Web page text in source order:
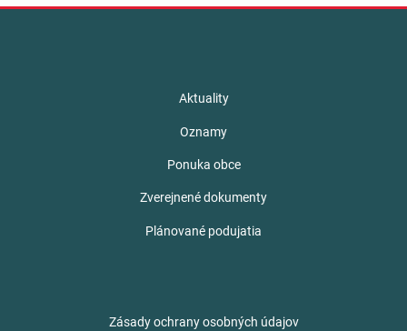
Aktuality
Oznamy
Ponuka obce
Zverejnené dokumenty
Plánované podujatia
Zásady ochrany osobných údajov